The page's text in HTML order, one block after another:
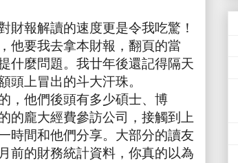
財報解讀的速度更是令我吃驚！
他要我去拿本財報，翻頁的當
什麼問題。我廿年後還記得隔天
頭上冒出的斗大汗珠。
，他們後頭有多少碩士、博
龐大經費參訪公司，接觸到上
時間和他們分享。大部分的讀友
前的財務統計資料，你真的以為